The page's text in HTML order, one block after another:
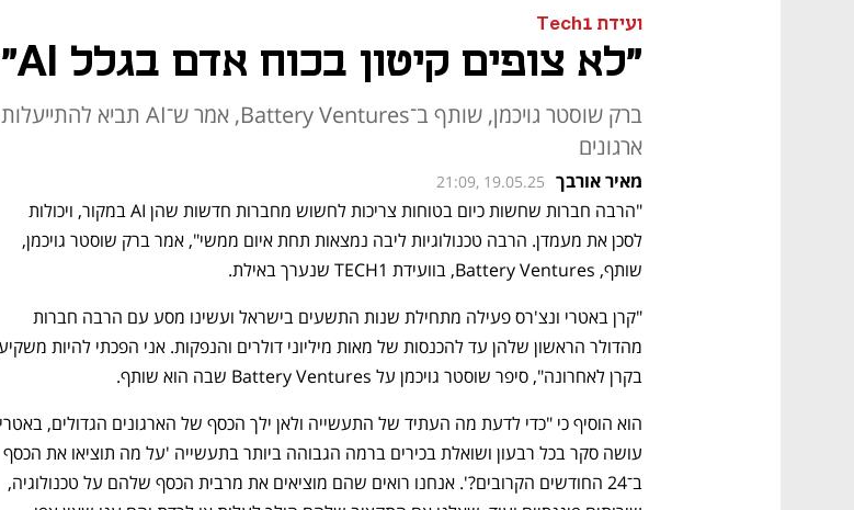
ועידת Tech1
"לא צופים קיטון בכוח אדם בגלל AI"
ברק שוסטר גויכמן, שותף ב־Battery Ventures, אמר ש־AI תביא להתייעלות
ארגונים
מאיר אורבך 21:09, 19.05.25
שותף, Battery Ventures, בוועידת TECH1 שנערך באילת.
בקרן לאחרונה", סיפר שוסטר גויכמן על Battery Ventures שבה הוא שותף.